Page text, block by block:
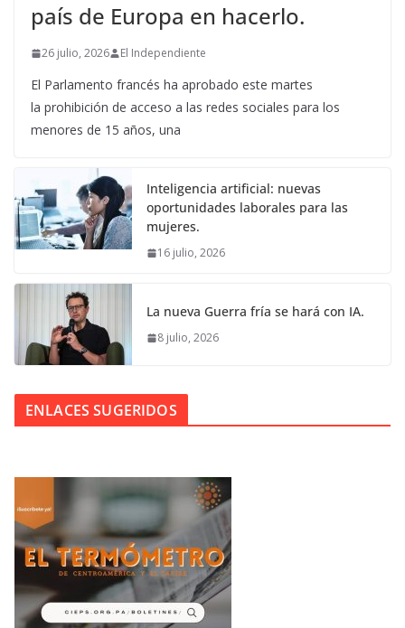
país de Europa en hacerlo.
26 julio, 2026 El Independiente
El Parlamento francés ha aprobado este martes
la prohibición de acceso a las redes sociales para los
menores de 15 años, una
Inteligencia artificial: nuevas
oportunidades laborales para las
mujeres.
16 julio, 2026
La nueva Guerra fría se hará con IA.
8 julio, 2026
ENLACES SUGERIDOS